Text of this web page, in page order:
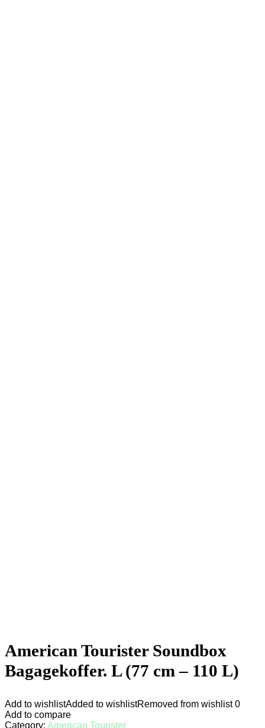
American Tourister Soundbox
Bagagekoffer. L (77 cm – 110 L)
Add to wishlistAdded to wishlistRemoved from wishlist 0
Add to compare
Category: American Tourister